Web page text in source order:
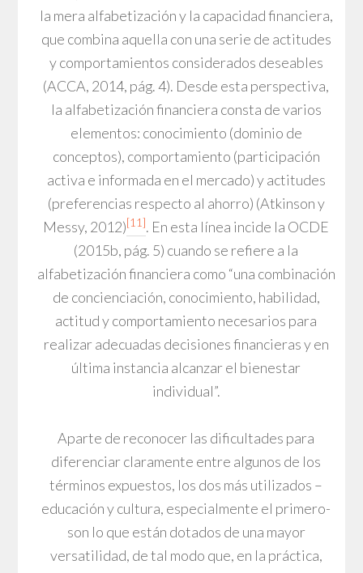
la mera alfabetización y la capacidad financiera,
que combina aquella con una serie de actitudes
y comportamientos considerados deseables
(ACCA, 2014, pág. 4). Desde esta perspectiva,
la alfabetización financiera consta de varios
elementos: conocimiento (dominio de
conceptos), comportamiento (participación
activa e informada en el mercado) y actitudes
(preferencias respecto al ahorro) (Atkinson y
Messy, 2012)[11]. En esta línea incide la OCDE
(2015b, pág. 5) cuando se refiere a la
alfabetización financiera como “una combinación
de concienciación, conocimiento, habilidad,
actitud y comportamiento necesarios para
realizar adecuadas decisiones financieras y en
última instancia alcanzar el bienestar
individual”.
Aparte de reconocer las dificultades para
diferenciar claramente entre algunos de los
términos expuestos, los dos más utilizados –
educación y cultura, especialmente el primero-
son lo que están dotados de una mayor
versatilidad, de tal modo que, en la práctica,